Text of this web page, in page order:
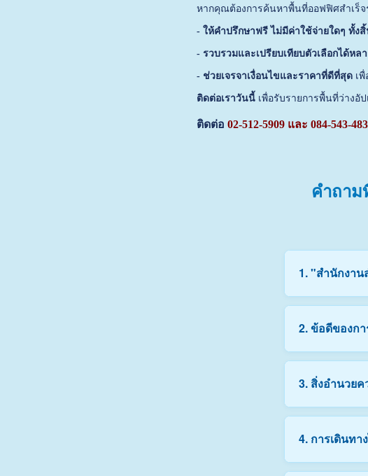
หากคุณต้องการค้นหาพื้นที่ออฟฟิศสำเร็
- ให้คำปรึกษาฟรี ไม่มีค่าใช้จ่ายใดๆ ทั้ง
- รวบรวมและเปรียบเทียบตัวเลือกได้หล
- ช่วยเจรจาเงื่อนไขและราคาที่ดีที่สุดเพื่
ติดต่อเราวันนี้เพื่อรับรายการพื้นที่ว่างอั
ติดต่อ 02-512-5909 และ 084-543-
คำถาม
1. "สำนักงาน
สำนักงานสำ
สูง และสิ่งอำน
บริษัทเปิดใหม่,
2. ข้อดีของก
ข้อดีหลักคือ
ปรับเพิ่ม-ลดไ
สะอาด ถูกรวม
3. สิ่งอำนวย
แพ็กเกจสำนั
• โต๊ะ เก้าอี้ทำ
• อินเทอร์เน็ตค
4. การเดินท